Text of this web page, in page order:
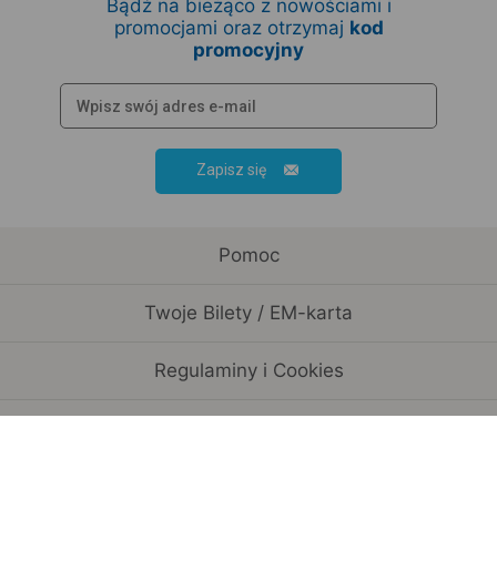
Bądź na bieżąco z nowościami i
promocjami oraz otrzymaj kod
promocyjny
Zapisz się
Pomoc
Twoje Bilety / EM-karta
Regulaminy i Cookies